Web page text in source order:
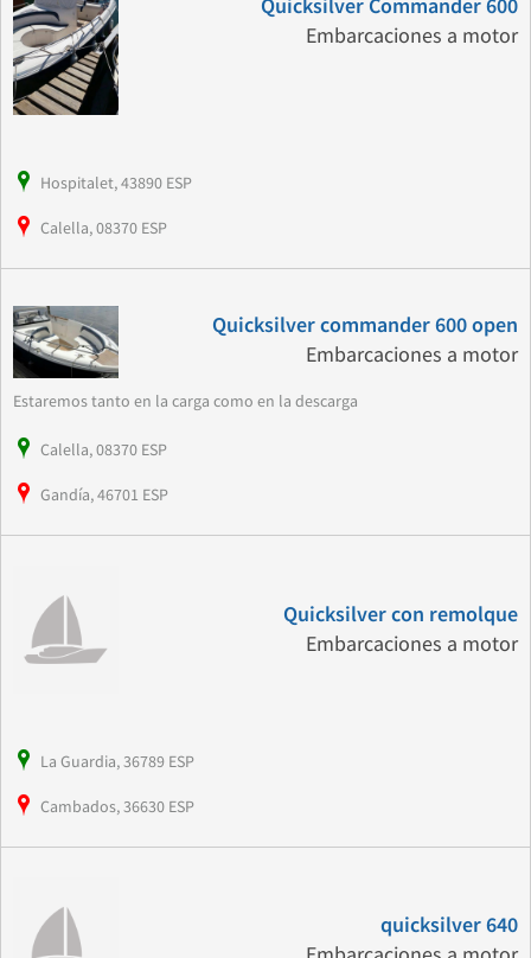
Quicksilver Commander 600
Embarcaciones a motor
Hospitalet, 43890 ESP
Calella, 08370 ESP
Quicksilver commander 600 open
Embarcaciones a motor
Estaremos tanto en la carga como en la descarga
Calella, 08370 ESP
Gandía, 46701 ESP
Quicksilver con remolque
Embarcaciones a motor
La Guardia, 36789 ESP
Cambados, 36630 ESP
quicksilver 640